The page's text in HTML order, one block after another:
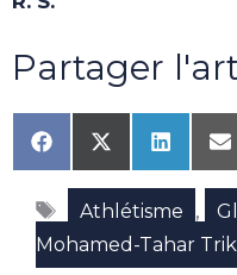
Partager
Share
on
Facebook
Share
on
X
(Twitter)
Share
on
Étiquettes
Athlétisme ,
Mohamed-Tahar